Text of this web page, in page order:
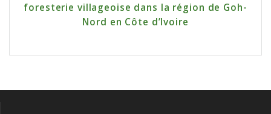
foresterie villageoise dans la région de Goh-
Nord en Côte d’Ivoire